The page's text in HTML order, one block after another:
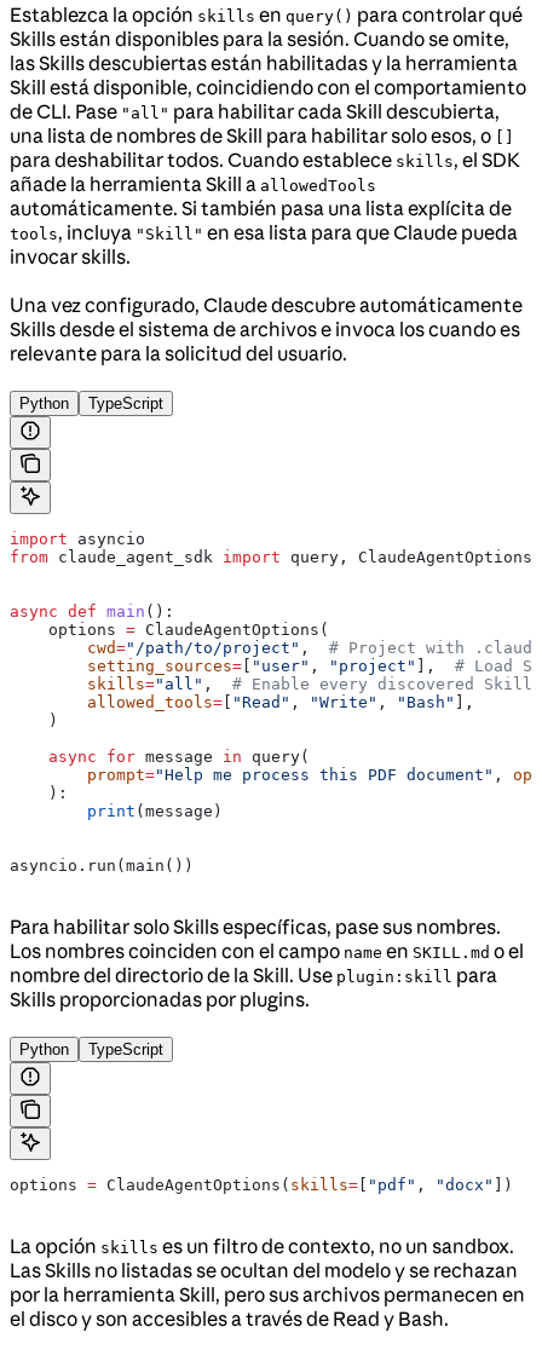
Establezca la opción skills en query() para controlar qué
Skills están disponibles para la sesión. Cuando se omite,
las Skills descubiertas están habilitadas y la herramienta
Skill está disponible, coincidiendo con el comportamiento
de CLI. Pase "all" para habilitar cada Skill descubierta,
una lista de nombres de Skill para habilitar solo esos, o
para deshabilitar todos. Cuando establece skills, el SDK
añade la herramienta Skill a allowedTools
automáticamente. Si también pasa una lista explícita de
tools, incluya "Skill" en esa lista para que Claude pueda
invocar skills.
Una vez configurado, Claude descubre automáticamente
Skills desde el sistema de archivos e invoca los cuando es
relevante para la solicitud del usuario.
Python TypeScript
import asyncio
from claude_agent_sdk import query, ClaudeAgentOptions
async def main ():
    options
= ClaudeAgentOptions(
        cwd
="/path/to/project" , # Project with
        setting_sources
= "user" , "project" ], # Load
        skills
="all" , # Enable every discovered Skill
        allowed_tools
= "Read" , "Write" , "Bash"
],
    )
    async
for message in query(
        prompt
="Help me process this PDF document" ,
    ):
        print
(message)
asyncio.run(main())
Para habilitar solo Skills específicas, pase sus nombres.
Los nombres coinciden con el campo name en SKILL.md o el
nombre del directorio de la Skill. Use plugin:skill para
Skills proporcionadas por plugins.
Python TypeScript
options = ClaudeAgentOptions( skills= "pdf" , "docx" ])
La opción skills es un filtro de contexto, no un sandbox.
Las Skills no listadas se ocultan del modelo y se rechazan
por la herramienta Skill, pero sus archivos permanecen en
el disco y son accesibles a través de Read y Bash.